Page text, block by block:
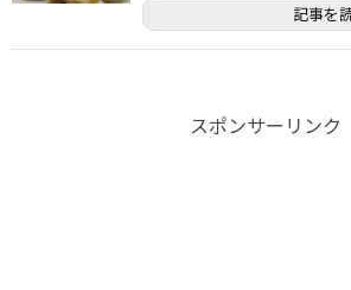
記事を
スポンサーリンク